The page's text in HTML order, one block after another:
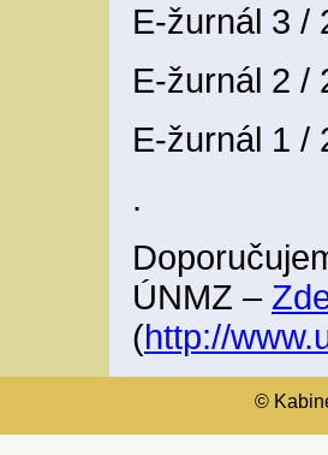
E-žurnál 3 /
E-žurnál 2 /
E-žurnál 1 /
.
ÚNMZ –
(http://
©